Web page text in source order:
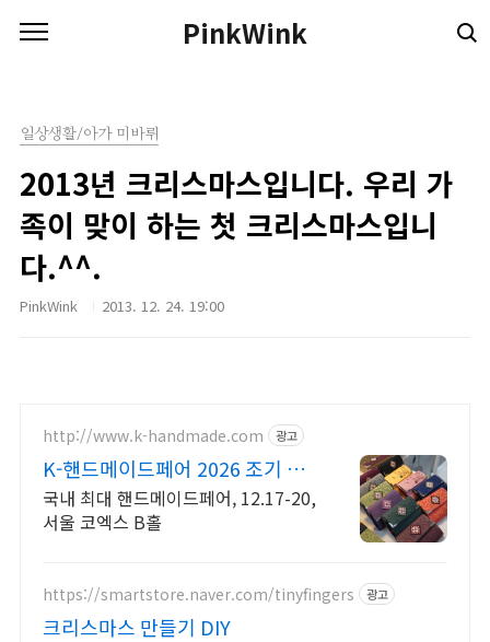
PinkWink
일상생활/아가 미바뤼
2013년 크리스마스입니다. 우리 가
족이 맞이 하는 첫 크리스마스입니
다.^^.
PinkWink 2013. 12. 24. 19:00
http://www.k-handmade.com 광고
K-핸드메이드페어 2026 조기 신
청 기간 참가비 할인
국내 최대 핸드메이드페어, 12.17-20,
서울 코엑스 B홀
https://smartstore.naver.com/tinyfingers 광고
크리스마스 만들기 DIY